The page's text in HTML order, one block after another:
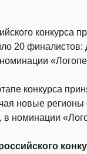
конкурса
20 финалистов:
конкурса
новые регионы
в номинации